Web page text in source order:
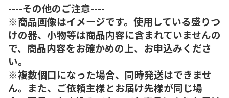
----その他のご注意----
※商品画像はイメージです。使用している盛りつ
けの器、小物等は商品内容に含まれていませんの
で、商品内容をお確かめの上、お申込みくださ
い。
※複数個口になった場合、同時発送はできませ
ん。また、ご依頼主様とお届け先様が同じ場